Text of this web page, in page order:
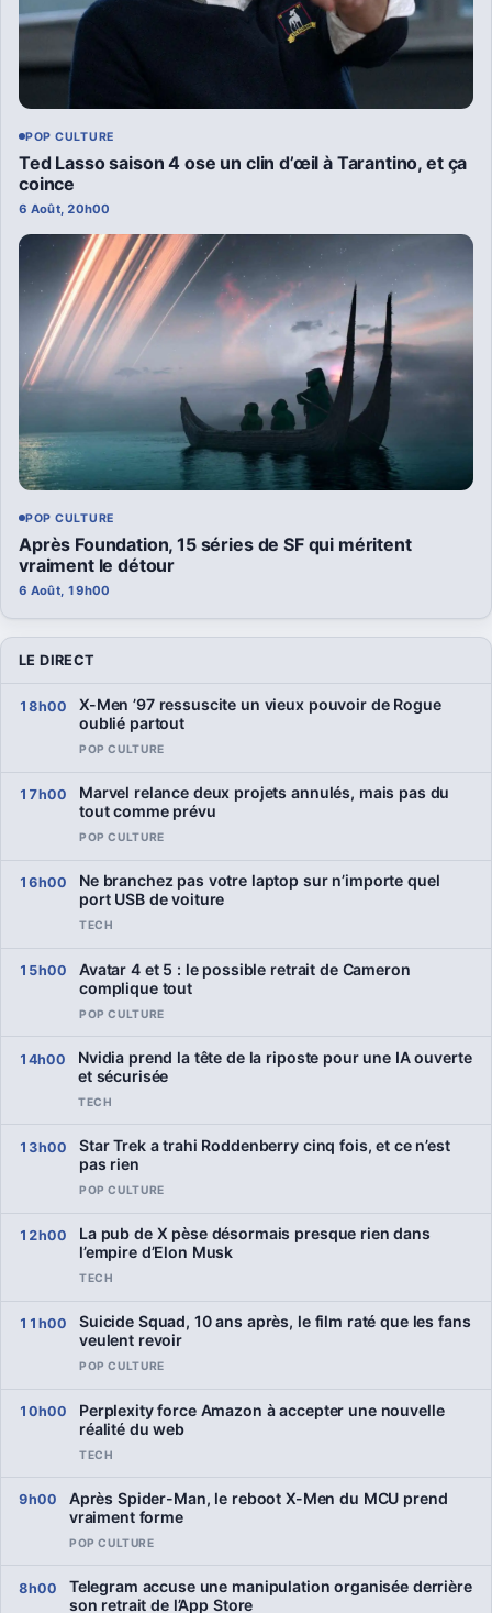
POP CULTURE
Ted Lasso saison 4 ose un clin d’œil à Tarantino, et ça
coince
6 Août, 20h00
POP CULTURE
Après Foundation, 15 séries de SF qui méritent
vraiment le détour
6 Août, 19h00
LE DIRECT
18h00
X-Men ’97 ressuscite un vieux pouvoir de Rogue
oublié partout
POP CULTURE
17h00
Marvel relance deux projets annulés, mais pas du
tout comme prévu
POP CULTURE
16h00
Ne branchez pas votre laptop sur n’importe quel
port USB de voiture
TECH
15h00
Avatar 4 et 5 : le possible retrait de Cameron
complique tout
POP CULTURE
14h00
Nvidia prend la tête de la riposte pour une IA ouverte
et sécurisée
TECH
13h00
Star Trek a trahi Roddenberry cinq fois, et ce n’est
pas rien
POP CULTURE
12h00
La pub de X pèse désormais presque rien dans
l’empire d’Elon Musk
TECH
11h00
Suicide Squad, 10 ans après, le film raté que les fans
veulent revoir
POP CULTURE
10h00
Perplexity force Amazon à accepter une nouvelle
réalité du web
TECH
9h00
Après Spider-Man, le reboot X-Men du MCU prend
vraiment forme
POP CULTURE
8h00
Telegram accuse une manipulation organisée derrière
son retrait de l’App Store